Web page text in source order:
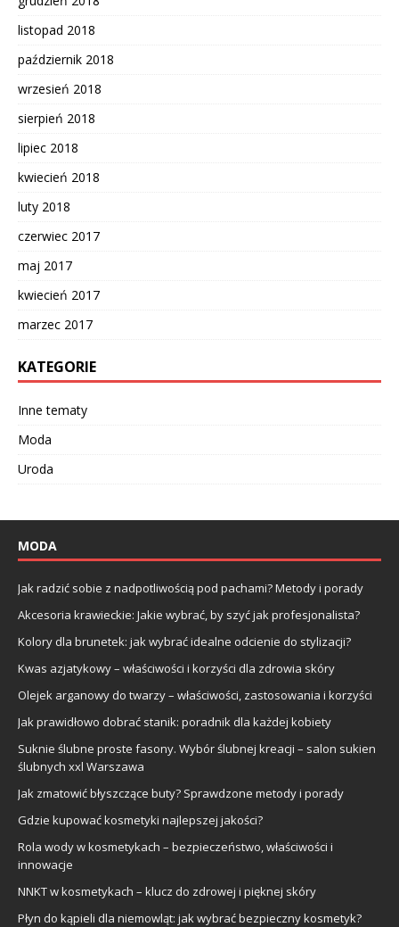
listopad 2018
październik 2018
wrzesień 2018
sierpień 2018
lipiec 2018
kwiecień 2018
luty 2018
czerwiec 2017
maj 2017
kwiecień 2017
marzec 2017
KATEGORIE
Inne tematy
Moda
Uroda
MODA
Jak radzić sobie z nadpotliwością pod pachami? Metody i porady
Akcesoria krawieckie: Jakie wybrać, by szyć jak profesjonalista?
Kolory dla brunetek: jak wybrać idealne odcienie do stylizacji?
Kwas azjatykowy – właściwości i korzyści dla zdrowia skóry
Olejek arganowy do twarzy – właściwości, zastosowania i korzyści
Jak prawidłowo dobrać stanik: poradnik dla każdej kobiety
Suknie ślubne proste fasony. Wybór ślubnej kreacji – salon sukien
ślubnych xxl Warszawa
Jak zmatowić błyszczące buty? Sprawdzone metody i porady
Gdzie kupować kosmetyki najlepszej jakości?
Rola wody w kosmetykach – bezpieczeństwo, właściwości i
innowacje
NNKT w kosmetykach – klucz do zdrowej i pięknej skóry
Płyn do kąpieli dla niemowląt: jak wybrać bezpieczny kosmetyk?